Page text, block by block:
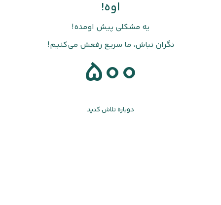
اوه!
یه مشکلی پیش اومده!
نگران نباش، ما سریع رفعش می‌کنیم!
500
دوباره تلاش کنید